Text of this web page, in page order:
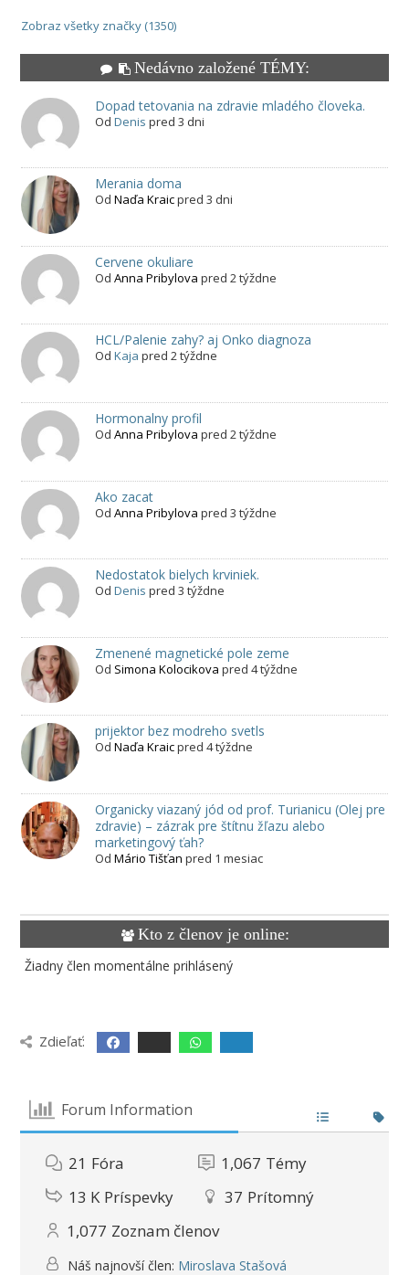
Zobraz všetky značky (1350)
Nedávno založené TÉMY:
Dopad tetovania na zdravie mladého človeka.
Od Denis pred 3 dni
Merania doma
Od Naďa Kraicpred 3 dni
Cervene okuliare
Od Anna Pribylova pred 2 týždne
HCL/Palenie zahy? aj Onko diagnoza
Od Kaja pred 2 týždne
Hormonalny profil
Od Anna Pribylova pred 2 týždne
Ako zacat
Od Anna Pribylova pred 3 týždne
Nedostatok bielych krviniek.
Od Denis pred 3 týždne
Zmenené magnetické pole zeme
Od Simona Kolocikova pred 4 týždne
prijektor bez modreho svetls
Od Naďa Kraicpred 4 týždne
Organicky viazaný jód od prof. Turianicu (Olej pre
zdravie) – zázrak pre štítnu žľazu alebo
marketingový ťah?
Od Mário Tišťan pred 1 mesiac
Kto z členov je online:
Žiadny člen momentálne prihlásený
Zdieľať:
Forum Information
21 Fóra 1,067 Témy
13 K Príspevky 37 Prítomný
1,077 Zoznam členov
Náš najnovší člen: Miroslava Stašová